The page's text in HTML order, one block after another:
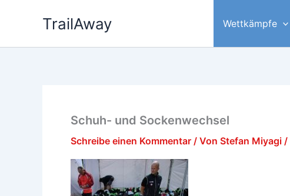
TrailAway Wettkämpfe
Schuh- und Sockenwechsel
Schreibe einen Kommentar / Von Stefan Miyagi /